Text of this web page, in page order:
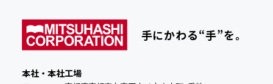
手にかわる“手”を。
本社・本社工場